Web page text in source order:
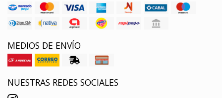
MEDIOS DE ENVÍO
NUESTRAS REDES SOCIALES